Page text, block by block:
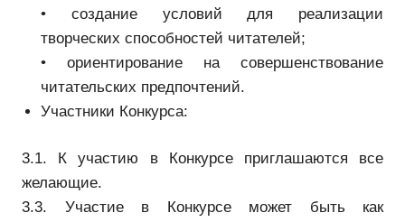
• создание условий для реализации
творческих способностей читателей;
• ориентирование на совершенствование
читательских предпочтений.
Участники Конкурса:
3.1. К участию в Конкурсе приглашаются все
желающие.
3.3. Участие в Конкурсе может быть как